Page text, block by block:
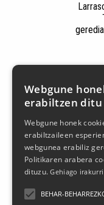
Jarrai
Webgune
erabiltzen ditu
Webgune honek
erabiltzaileen
webgunea erabiliz
Politikaren arabera
dituzu.Gehiago irakurri
BEHAR-